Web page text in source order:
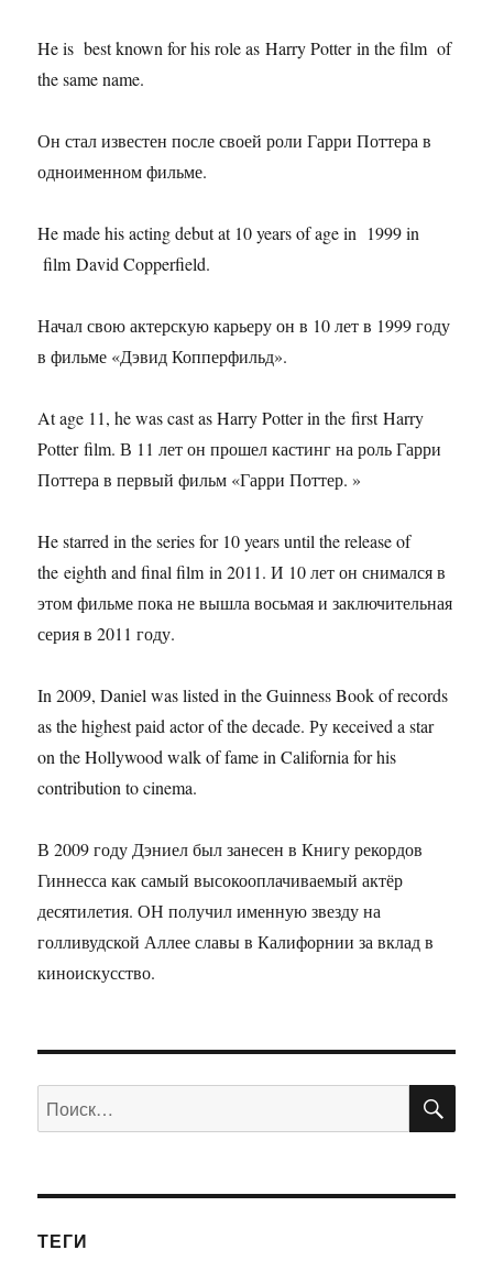
He is best known for his role as Harry Potter in the film of
the same name.
Он стал известен после своей роли Гарри Поттера в
одноименном фильме.
He made his acting debut at 10 years of age in 1999 in
film David Copperfield.
Начал свою актерскую карьеру он в 10 лет в 1999 году
в фильме «Дэвид Копперфильд».
At age 11, he was cast as Harry Potter in the first Harry
Potter film. В 11 лет он прошел кастинг на роль Гарри
Поттера в первый фильм «Гарри Поттер. »
He starred in the series for 10 years until the release of
the eighth and final film in 2011. И 10 лет он снимался в
этом фильме пока не вышла восьмая и заключительная
серия в 2011 году.
In 2009, Daniel was listed in the Guinness Book of records
as the highest paid actor of the decade. Ру кeceived a star
on the Hollywood walk of fame in California for his
contribution to cinema.
В 2009 году Дэниел был занесен в Книгу рекордов
Гиннесса как самый высокооплачиваемый актёр
десятилетия. ОН получил именную звезду на
голливудской Аллее славы в Калифорнии за вклад в
киноискусство.
Искать:
ТЕГИ